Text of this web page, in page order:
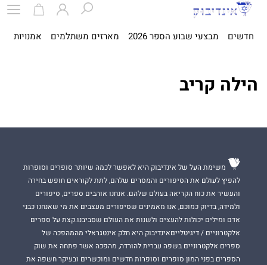
חדשים מבצעי שבוע הספר 2026 מארזים משתלמים אמנויות
הילה קריב
משימת העל של אינדיבוק היא לאפשר לכמה שיותר סופרים וסופרות
להפיץ לעולם את הסיפורים והמסרים שלהם, לתת לקוראים חופש בחירה
והעשיר את כוח הקריאה בעולם שלהם. אנחנו אוהבים ספרים, סיפורים
ולמידה, בדיוק כמוכם, אנו מאמינים שסיפורים מעצבים את מי שאנחנו כבני
אדם ומילים יכולות להעצים ולשנות את העולם שסביבנו.קצת על ספרים
אלקטרוניים / דיגיטלייםאינדיבוק היא חלק אינטגראלי מהמהפכה של
ספרים אלקטרוניים בשפה עברית להורדה, מהפכה אשר פתחה את שוק
הספרים בפני המון סופרים וסופרות חדשים ומוכשרים ובעיקר חשפה את